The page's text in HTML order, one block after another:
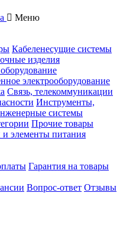
Меню
Кабеленесущие системы
изделия
электрооборудование
Связь, телекоммуникации
Инструменты,
системы
Прочие товары
и элементы питания
Гарантия на товары
Вопрос-ответ Отзывы